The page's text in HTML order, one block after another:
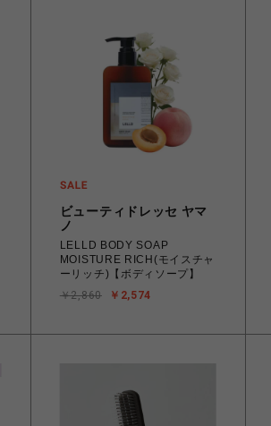
ビューティドレッセ ヤマ
ノ
LELLD BODY SOAP
MOISTURE RICH(モイスチャ
ーリッチ)【ボディソープ】
￥2,574
￥2,860